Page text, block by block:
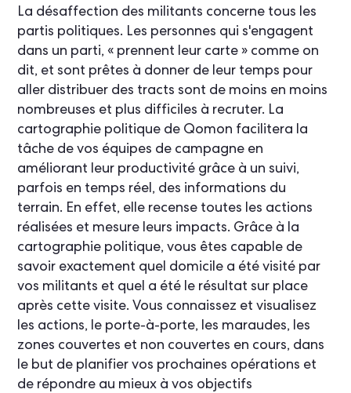
La désaffection des militants concerne tous les
partis politiques. Les personnes qui s'engagent
dans un parti, « prennent leur carte » comme on
dit, et sont prêtes à donner de leur temps pour
aller distribuer des tracts sont de moins en moins
nombreuses et plus difficiles à recruter. La
cartographie politique de Qomon facilitera la
tâche de vos équipes de campagne en
améliorant leur productivité grâce à un suivi,
parfois en temps réel, des informations du
terrain. En effet, elle recense toutes les actions
réalisées et mesure leurs impacts. Grâce à la
cartographie politique, vous êtes capable de
savoir exactement quel domicile a été visité par
vos militants et quel a été le résultat sur place
après cette visite. Vous connaissez et visualisez
les actions, le porte-à-porte, les maraudes, les
zones couvertes et non couvertes en cours, dans
le but de planifier vos prochaines opérations et
de répondre au mieux à vos objectifs